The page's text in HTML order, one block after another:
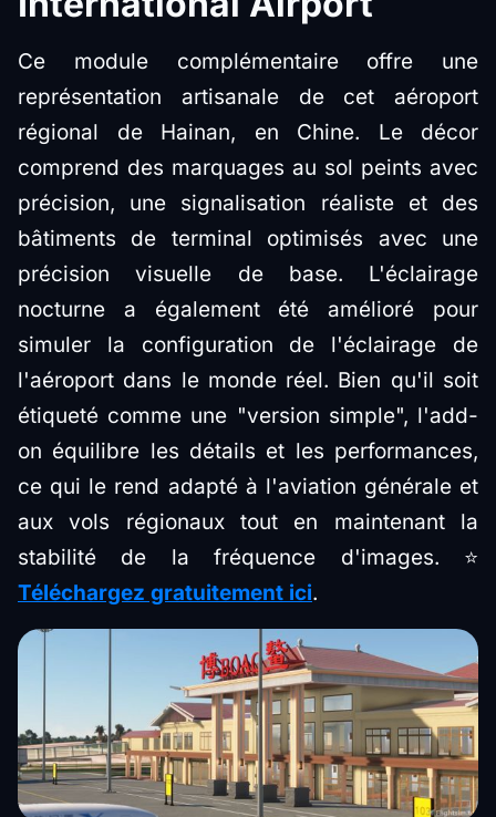
Ce module complémentaire offre une
représentation artisanale de cet aéroport
régional de Hainan, en Chine. Le décor
comprend des marquages au sol peints avec
précision, une signalisation réaliste et des
bâtiments de terminal optimisés avec une
précision visuelle de base. L'éclairage
nocturne a également été amélioré pour
simuler la configuration de l'éclairage de
l'aéroport dans le monde réel. Bien qu'il soit
étiqueté comme une "version simple", l'add-
on équilibre les détails et les performances,
ce qui le rend adapté à l'aviation générale et
aux vols régionaux tout en maintenant la
stabilité de la fréquence d'images. ⭐
Téléchargez gratuitement ici.